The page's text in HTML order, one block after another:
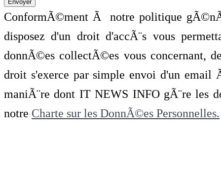
ConformÃ©ment Ã notre politique
disposez d'un droit d'accÃ¨s vous
donnÃ©es collectÃ©es vous concernant,
droit s'exerce par simple envoi d'un
maniÃ¨re dont IT NEWS INFO gÃ¨re les
notre Charte sur les DonnÃ©es Personnelles.